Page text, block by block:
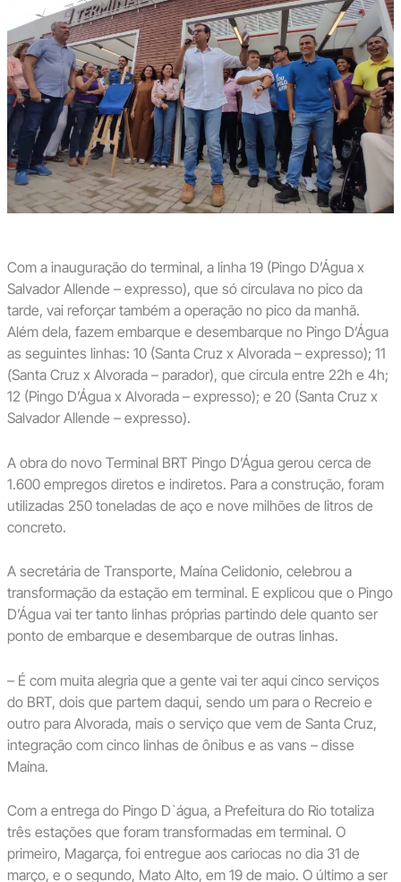
Com a inauguração do terminal, a linha 19 (Pingo D’Água x
Salvador Allende – expresso), que só circulava no pico da
tarde, vai reforçar também a operação no pico da manhã.
Além dela, fazem embarque e desembarque no Pingo D’Água
as seguintes linhas: 10 (Santa Cruz x Alvorada – expresso); 11
(Santa Cruz x Alvorada – parador), que circula entre 22h e 4h;
12 (Pingo D’Água x Alvorada – expresso); e 20 (Santa Cruz x
Salvador Allende – expresso).
A obra do novo Terminal BRT Pingo D’Água gerou cerca de
1.600 empregos diretos e indiretos. Para a construção, foram
utilizadas 250 toneladas de aço e nove milhões de litros de
concreto.
A secretária de Transporte, Maína Celidonio, celebrou a
transformação da estação em terminal. E explicou que o Pingo
D’Água vai ter tanto linhas próprias partindo dele quanto ser
ponto de embarque e desembarque de outras linhas.
– É com muita alegria que a gente vai ter aqui cinco serviços
do BRT, dois que partem daqui, sendo um para o Recreio e
outro para Alvorada, mais o serviço que vem de Santa Cruz,
integração com cinco linhas de ônibus e as vans – disse
Maína.
Com a entrega do Pingo D`água, a Prefeitura do Rio totaliza
três estações que foram transformadas em terminal. O
primeiro, Magarça, foi entregue aos cariocas no dia 31 de
março, e o segundo, Mato Alto, em 19 de maio. O último a ser